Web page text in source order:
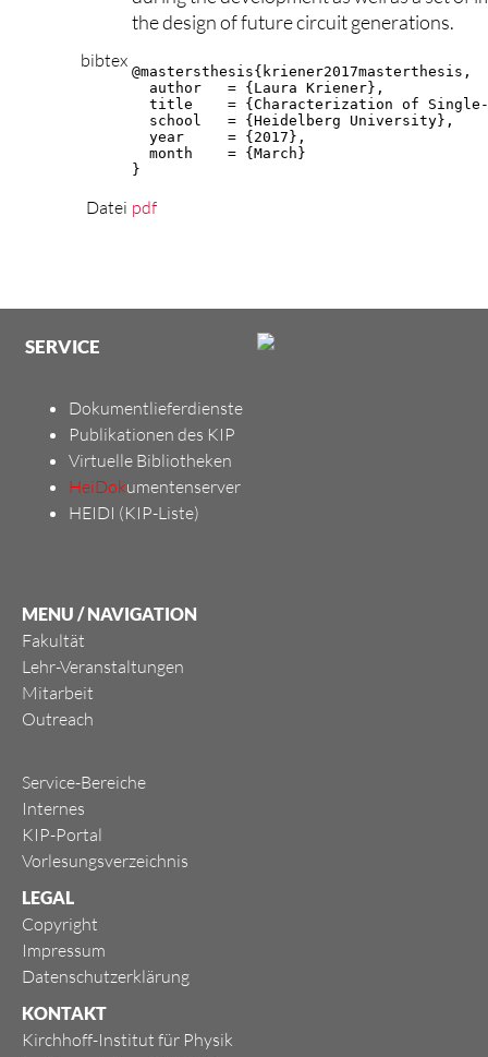
the design of future circuit generations.
bibtex
@mastersthesis{kriener2017masterthesis,
  author   = {Laura Kriener},
title    = {Characterization of
  school   = {Heidelberg University},
  year     = {2017},
  month    = {March}
}
Datei pdf
SERVICE
Dokumentlieferdienste
Publikationen des KIP
Virtuelle Bibliotheken
HeiDokumentenserver
HEIDI (KIP-Liste)
MENU / NAVIGATION
Fakultät
Lehr-Veranstaltungen
Mitarbeit
Outreach
Service-Bereiche
Internes
KIP-Portal
Vorlesungsverzeichnis
LEGAL
Copyright
Impressum
Datenschutzerklärung
KONTAKT
Kirchhoff-Institut für Physik